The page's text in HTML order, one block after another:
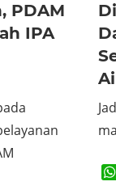
PDAM
IPA